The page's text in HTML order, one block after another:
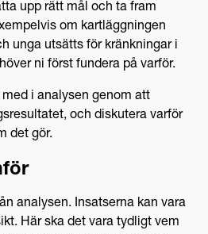
upp rätt mål och ta fram
om kartläggningen
unga utsätts för kränkningar i
ni först fundera på varför.
i analysen genom att
och diskutera varför
det gör.
analysen. Insatserna kan vara
Här ska det vara tydligt vem